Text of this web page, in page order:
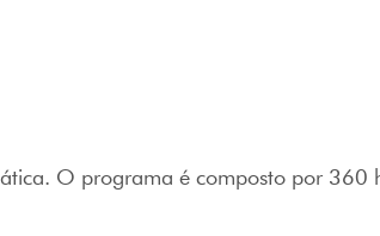
O programa é composto por 360